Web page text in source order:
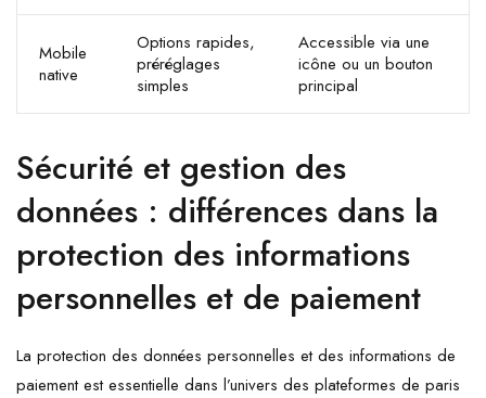
Mobile
native
Options rapides,
préréglages
simples
Accessible via une
icône ou un bouton
principal
Sécurité et gestion des
données : différences dans la
protection des informations
personnelles et de paiement
La protection des données personnelles et des informations de
paiement est essentielle dans l’univers des plateformes de paris